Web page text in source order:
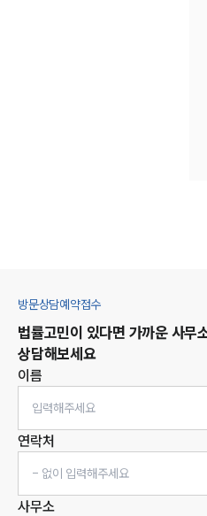
방문상담예약접수
법률고민이 있다면 가까운 사무
상담해보세요
이름
연락처
사무소